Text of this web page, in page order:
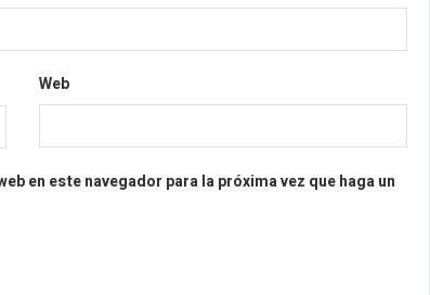
Web
en este navegador para la próxima vez que haga un